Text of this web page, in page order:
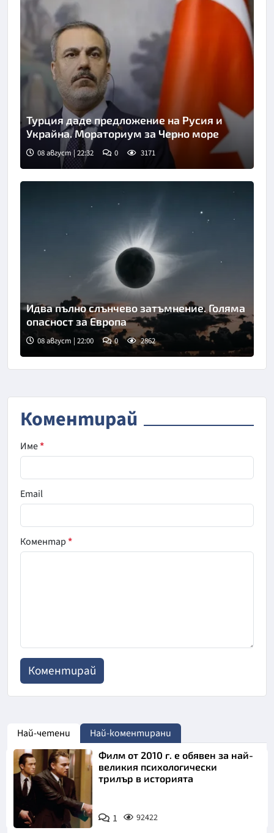
Турция даде предложение на Русия и
Украйна. Мораториум за Черно море
08 август | 22:32 0 3171
Идва пълно слънчево затъмнение. Голяма
опасност за Европа
08 август | 22:00 0 2862
Коментирай
Име*
Email
Коментар*
Най-четени Най-коментирани
Филм от 2010 г. е обявен за най-
великия психологически
трилър в историята
1 92422